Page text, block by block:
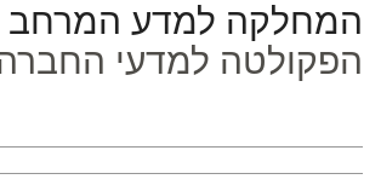
המחלקה למדע המרחב
הפקולטה למדעי החברה